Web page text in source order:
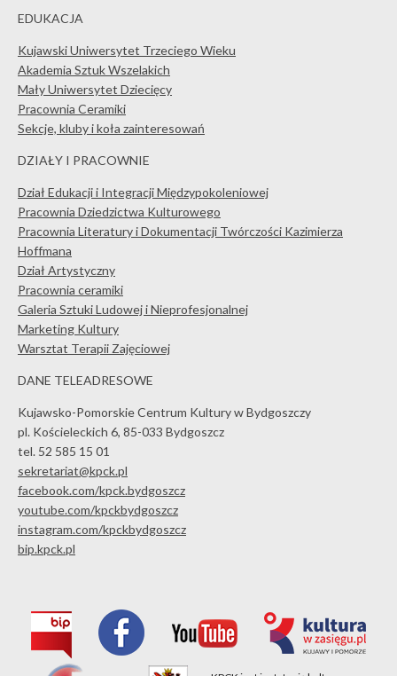
EDUKACJA
Kujawski Uniwersytet Trzeciego Wieku
Akademia Sztuk Wszelakich
Mały Uniwersytet Dziecięcy
Pracownia Ceramiki
Sekcje, kluby i koła zainteresowań
DZIAŁY I PRACOWNIE
Dział Edukacji i Integracji Międzypokoleniowej
Pracownia Dziedzictwa Kulturowego
Pracownia Literatury i Dokumentacji Twórczości Kazimierza
Hoffmana
Dział Artystyczny
Pracownia ceramiki
Galeria Sztuki Ludowej i Nieprofesjonalnej
Marketing Kultury
Warsztat Terapii Zajęciowej
DANE TELEADRESOWE
Kujawsko-Pomorskie Centrum Kultury w Bydgoszczy
pl. Kościeleckich 6, 85-033 Bydgoszcz
tel. 52 585 15 01
sekretariat@kpck.pl
facebook.com/kpck.bydgoszcz
youtube.com/kpckbydgoszcz
instagram.com/kpckbydgoszcz
bip.kpck.pl